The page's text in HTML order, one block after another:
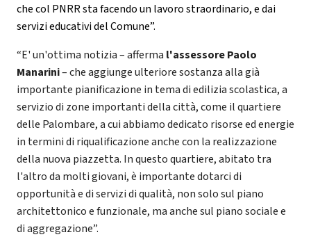
che col PNRR sta facendo un lavoro straordinario, e dai
servizi educativi del Comune”.
“E' un'ottima notizia – afferma l'assessore Paolo
Manarini– che aggiunge ulteriore sostanza alla già
importante pianificazione in tema di edilizia scolastica, a
servizio di zone importanti della città, come il quartiere
delle Palombare, a cui abbiamo dedicato risorse ed energie
in termini di riqualificazione anche con la realizzazione
della nuova piazzetta. In questo quartiere, abitato tra
l'altro da molti giovani, è importante dotarci di
opportunità e di servizi di qualità, non solo sul piano
architettonico e funzionale, ma anche sul piano sociale e
di aggregazione”.